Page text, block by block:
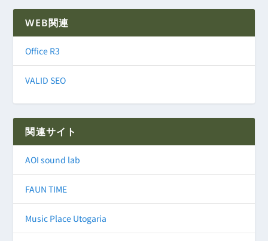
WEB関連
Office R3
VALID SEO
関連サイト
AOI sound lab
FAUN TIME
Music Place Utogaria